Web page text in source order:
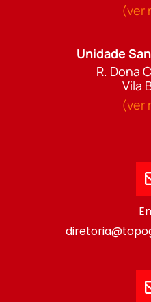
(ver
Unidade
R. Dona
Vila
(ver